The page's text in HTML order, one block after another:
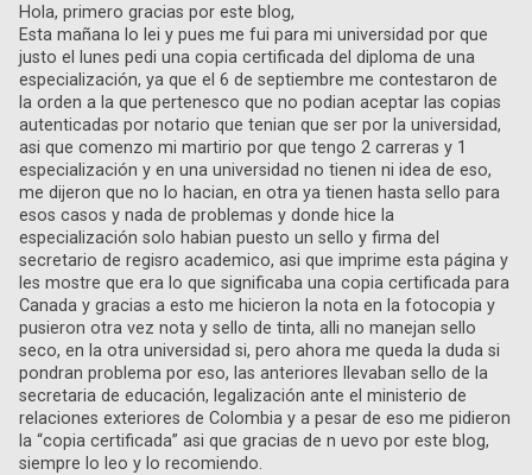
Hola, primero gracias por este blog,
Esta mañana lo lei y pues me fui para mi universidad por que
justo el lunes pedi una copia certificada del diploma de una
especialización, ya que el 6 de septiembre me contestaron de
la orden a la que pertenesco que no podian aceptar las copias
autenticadas por notario que tenian que ser por la universidad,
asi que comenzo mi martirio por que tengo 2 carreras y 1
especialización y en una universidad no tienen ni idea de eso,
me dijeron que no lo hacian, en otra ya tienen hasta sello para
esos casos y nada de problemas y donde hice la
especialización solo habian puesto un sello y firma del
secretario de regisro academico, asi que imprime esta página y
les mostre que era lo que significaba una copia certificada para
Canada y gracias a esto me hicieron la nota en la fotocopia y
pusieron otra vez nota y sello de tinta, alli no manejan sello
seco, en la otra universidad si, pero ahora me queda la duda si
pondran problema por eso, las anteriores llevaban sello de la
secretaria de educación, legalización ante el ministerio de
relaciones exteriores de Colombia y a pesar de eso me pidieron
la “copia certificada” asi que gracias de n uevo por este blog,
siempre lo leo y lo recomiendo.